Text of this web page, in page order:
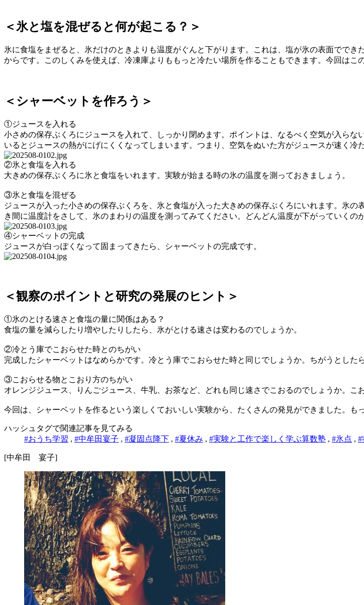
＜氷と塩を混ぜると何が起こる？＞
氷に食塩をまぜると、氷だけのときよりも温度がぐんと下がります。これは、塩が氷の表面でで
からです。このしくみを使えば、冷凍庫よりももっと冷たい場所を作ることもできます。今回はこ
＜シャーベットを作ろう＞
①ジュースを入れる
小さめの保存ぶくろにジュースを入れて、しっかり閉めます。ポイントは、なるべく空気が入ら
いるとジュースの熱がにげにくくなってしまいます。つまり、空気をぬいた方がジュースが速く冷
②氷と食塩を入れる
大きめの保存ぶくろに氷と食塩をいれます。実験が始まる時の氷の温度を測っておきましょう。
③氷と食塩を混ぜる
ジュースが入った小さめの保存ぶくろを、氷と食塩が入った大きめの保存ぶくろにいれます。氷
き間に温度計をさして、氷のまわりの温度を測ってみてください。どんどん温度が下がっていくの
④シャーベットの完成
ジュースが白っぽくなって固まってきたら、シャーベットの完成です。
＜観察のポイントと研究の発展のヒント＞
①氷のとける速さと食塩の量に関係はある？
食塩の量を減らしたり増やしたりしたら、氷がとける速さは変わるのでしょうか。
②冷とう庫でこおらせた時とのちがい
完成したシャーベットはなめらかです。冷とう庫でこおらせた時と同じでしょうか。ちがうとした
③こおらせる物とこおり方のちがい
オレンジジュース、りんごジュース、牛乳、お茶など、どれも同じ速さでこおるのでしょうか。こ
今回は、シャーベットを作るという楽しくておいしい実験から、たくさんの発見ができました。も
ハッシュタグで関連記事を見てみる
#おうち学習 , #中牟田宴子 , #凝固点降下 , #夏休み , #実験と工作で楽しく学ぶ算数塾 , #氷点 , #
[中牟田 宴子]